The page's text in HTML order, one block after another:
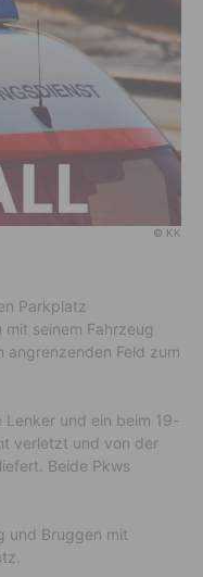
© KK
Parkplatz
seinem Fahrzeug
angrenzenden Feld zum
Lenker und ein beim 19-
verletzt und von der
Beide Pkws
und Bruggen mit